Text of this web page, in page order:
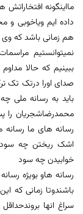
مااینگونه
داده ایم ویاخوبی و
هم زمانی باشد که وی
نمیتوانستیم
ببینیم که حالا
صدای اورا درتک تک
باید به رسانه ملی
محمدرضاشجریان را
رسانه های ما رسانه
اشک ریختن چه
خوابیدن چه سود
رسانه هاو بویژه
باشندوتا زمانی که
سراغ انها